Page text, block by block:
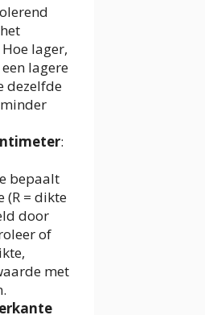
lager,
lagere
dezelfde
:
bepaalt
(R = dikte
door
of
met